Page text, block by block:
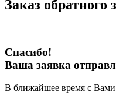
Заказ обратного
Спасибо!
Ваша заявка
В ближайшее время с Вами